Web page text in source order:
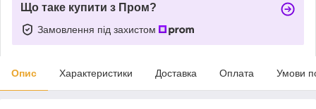
Що таке купити з Пром?
Замовлення під захистом
Опис Характеристики Доставка Оплата Умови